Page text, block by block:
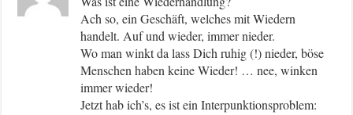
Ach so, ein Geschäft, welches mit Wiedern
handelt. Auf und wieder, immer nieder.
Wo man winkt da lass Dich ruhig (!) nieder, böse
Menschen haben keine Wieder! … nee, winken
immer wieder!
Jetzt hab ich’s, es ist ein Interpunktionsproblem: